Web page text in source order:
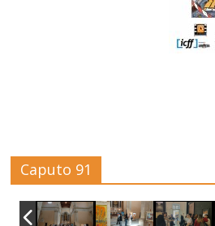
Caputo 91